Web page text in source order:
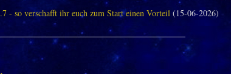
- so verschafft ihr euch zum Start einen Vorteil(15-06-2026)